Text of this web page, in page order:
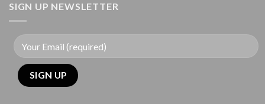
SIGN UP NEWSLETTER